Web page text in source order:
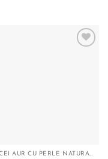
CERCEI AUR CU PERLE NATURALE